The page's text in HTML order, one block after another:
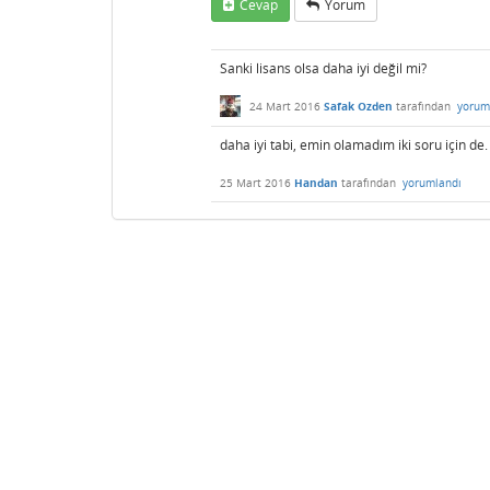
Cevap Yorum
Sanki lisans olsa daha iyi değil mi?
24 Mart 2016 Safak Ozden tarafından
daha iyi tabi, emin olamadım iki soru için de.
25 Mart 2016 Handan tarafından yorumlandı